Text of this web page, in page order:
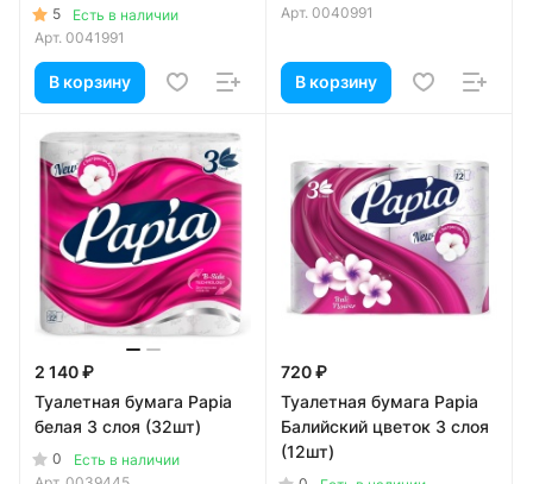
5
Есть в наличии
Арт. 0041991
В корзину
Арт. 0040991
В корзину
2 140 ₽
Туалетная бумага Papia
белая 3 слоя (32шт)
0
Есть в наличии
720 ₽
Туалетная бумага Papia
Балийский цветок 3 слоя
(12шт)